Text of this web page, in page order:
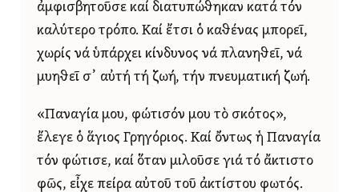
ἀμφισβητοῦσε καί διατυπώθηκαν κατά τόν
καλύτερο τρόπο. Καί ἔτσι ὁ καθένας μπορεῖ,
χωρίς νά ὑπάρχει κίνδυνος νά πλανηθεῖ, νά
μυηθεῖ σ᾿ αὐτή τή ζωή, τήν πνευματική ζωή.
«Παναγία μου, φώτισόν μου τὸ σκότος»,
ἔλεγε ὁ ἅγιος Γρηγόριος. Καί ὄντως ἡ Παναγία
τόν φώτισε, καί ὅταν μιλοῦσε γιά τό ἄκτιστο
φῶς, εἶχε πείρα αὐτοῦ τοῦ ἀκτίστου φωτός.